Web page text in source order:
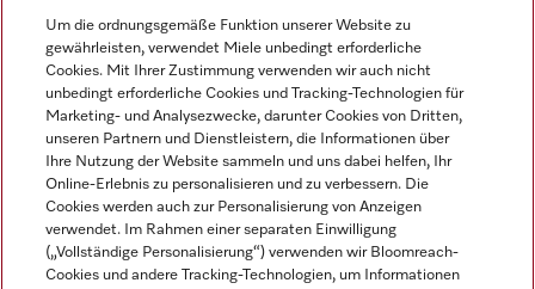
Sprache
DEUTSCH
Miele auf Instagram
Miele auf Youtube
Um die ordnungsgemäße Funktion unserer Website zu
gewährleisten, verwendet Miele unbedingt erforderliche
Cookies. Mit Ihrer Zustimmung verwenden wir auch nicht
unbedingt erforderliche Cookies und Tracking-Technologien für
Marketing- und Analysezwecke, darunter Cookies von Dritten,
unseren Partnern und Dienstleistern, die Informationen über
Ihre Nutzung der Website sammeln und uns dabei helfen, Ihr
Online-Erlebnis zu personalisieren und zu verbessern. Die
Cookies werden auch zur Personalisierung von Anzeigen
verwendet. Im Rahmen einer separaten Einwilligung
(„Vollständige Personalisierung“) verwenden wir Bloomreach-
Cookies und andere Tracking-Technologien, um Informationen